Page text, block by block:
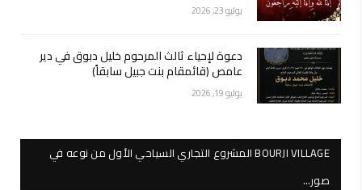
يوليو 23, 2026
دعوة لإحياء ثالث المرحوم خليل دبوق في دير
عامص (قائمقام بنت جبيل سابقاً)
يوليو 19, 2026
BOURJI VILLAGE المشروع التجاري السياحي الأول من نوعه في
صور…